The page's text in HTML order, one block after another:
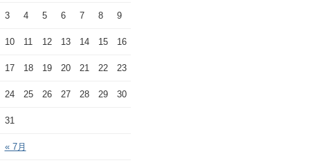
« 7月
3 4 5 6 7 8 9
10 11 12 13 14 15 16
17 18 19 20 21 22 23
24 25 26 27 28 29 30
31